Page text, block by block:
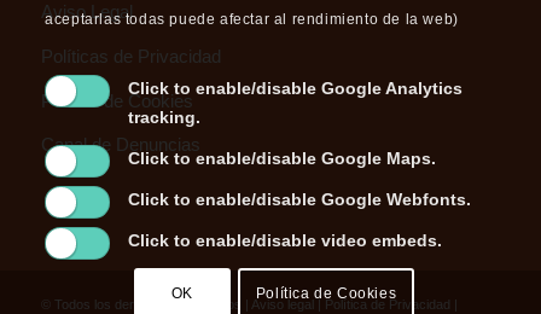
Aviso Legal
Políticas de Privacidad
Política de Cookies
Canal de Denuncias
© Todos los derechos reservados | Aviso legal | Política de Privacidad |
aceptarlas todas puede afectar al rendimiento de la web)
Click to enable/disable Google Analytics
tracking.
Click to enable/disable Google Maps.
Click to enable/disable Google Webfonts.
Click to enable/disable video embeds.
OK Política de Cookies